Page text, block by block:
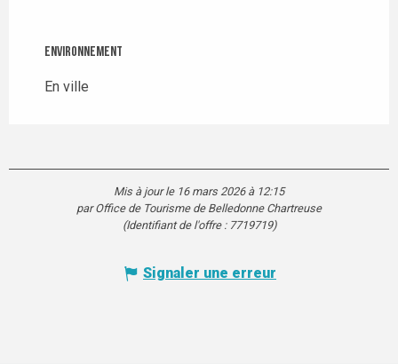
Environnement
Environnement
En ville
Mis à jour le 16 mars 2026 à 12:15
par Office de Tourisme de Belledonne Chartreuse
(Identifiant de l'offre : 7719719)
Signaler une erreur